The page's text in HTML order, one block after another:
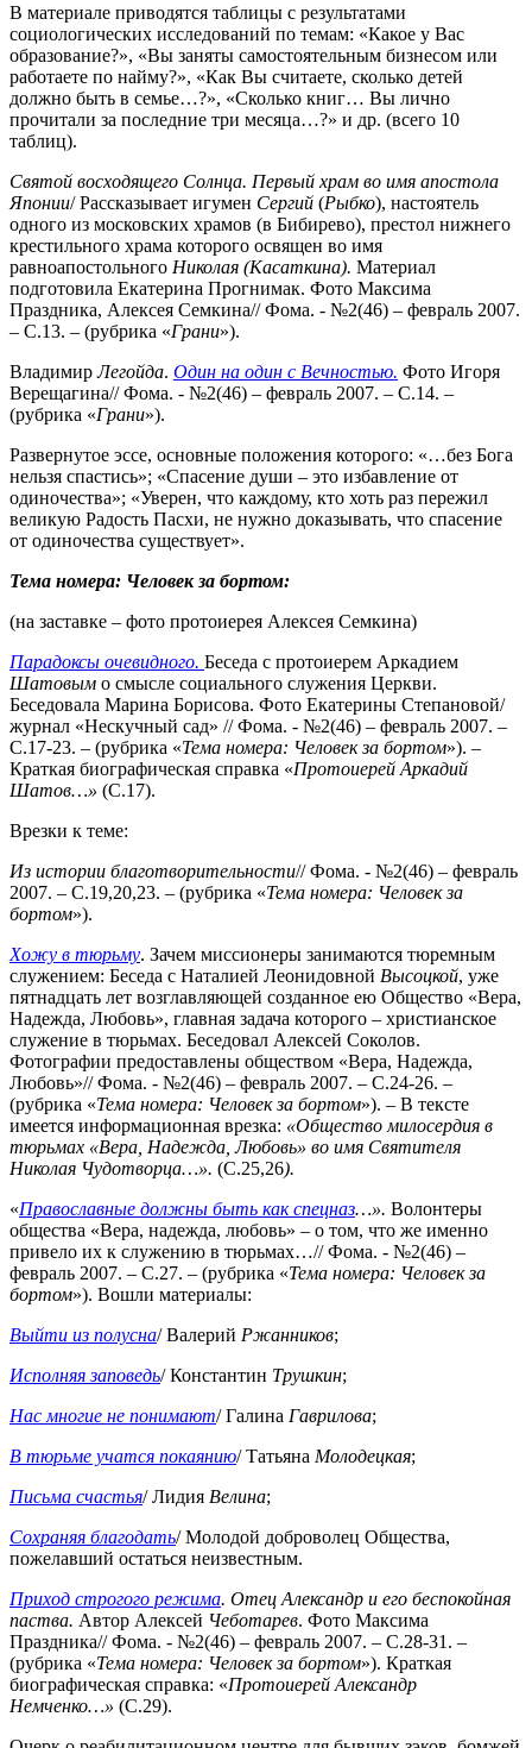
В материале приводятся таблицы с результатами
социологических исследований по темам: «Какое у Вас
образование?», «Вы заняты самостоятельным бизнесом или
работаете по найму?», «Как Вы считаете, сколько детей
должно быть в семье…?», «Сколько книг… Вы лично
прочитали за последние три месяца…?» и др. (всего 10
таблиц).
Святой восходящего Солнца. Первый храм во имя апостола
Японии/ Рассказывает игумен Сергий (Рыбко), настоятель
одного из московских храмов (в Бибирево), престол нижнего
крестильного храма которого освящен во имя
равноапостольного Николая (Касаткина). Материал
подготовила Екатерина Прогнимак. Фото Максима
Праздника, Алексея Семкина// Фома. - №2(46) – февраль 2007.
– С.13. – (рубрика «Грани»).
ВладимирЛегойда. Один на один с Вечностью. Фото Игоря
Верещагина// Фома. - №2(46) – февраль 2007. – С.14. –
(рубрика «Грани»).
Развернутое эссе, основные положения которого: «…без Бога
нельзя спастись»; «Спасение души – это избавление от
одиночества»; «Уверен, что каждому, кто хоть раз пережил
великую Радость Пасхи, не нужно доказывать, что спасение
от одиночества существует».
Тема номера: Человек за бортом:
(на заставке – фото протоиерея Алексея Семкина)
Парадоксы очевидного. Беседа с протоиерем Аркадием
Шатовым о смысле социального служения Церкви.
Беседовала Марина Борисова. Фото Екатерины Степановой/
журнал «Нескучный сад» // Фома. - №2(46) – февраль 2007. –
С.17-23. – (рубрика «Тема номера: Человек за бортом»). –
Краткая биографическая справка «Протоиерей Аркадий
Шатов…» (С.17).
Врезки к теме:
Из истории благотворительности// Фома. - №2(46) – февраль
2007. – С.19,20,23. – (рубрика «Тема номера: Человек за
бортом»).
Хожу в тюрьму. Зачем миссионеры занимаются тюремным
служением: Беседа с Наталией Леонидовной Высоцкой, уже
пятнадцать лет возглавляющей созданное ею Общество «Вера,
Надежда, Любовь», главная задача которого – христианское
служение в тюрьмах. Беседовал Алексей Соколов.
Фотографии предоставлены обществом «Вера, Надежда,
Любовь»// Фома. - №2(46) – февраль 2007. – С.24-26. –
(рубрика «Тема номера: Человек за бортом»). – В тексте
имеется информационная врезка: «Общество милосердия в
тюрьмах «Вера, Надежда, Любовь» во имя Святителя
Николая Чудотворца…». (С.25,26).
«Православные должны быть как спецназ…». Волонтеры
общества «Вера, надежда, любовь» – о том, что же именно
привело их к служению в тюрьмах…// Фома. - №2(46) –
февраль 2007. – С.27. – (рубрика «Тема номера: Человек за
бортом»). Вошли материалы:
Выйти из полусна/ Валерий Ржанников;
Исполняя заповедь/ Константин Трушкин;
Нас многие не понимают/ Галина Гаврилова;
В тюрьме учатся покаянию/ Татьяна Молодецкая;
Письма счастья/ Лидия Велина;
Сохраняя благодать/ Молодой доброволец Общества,
пожелавший остаться неизвестным.
Приход строгого режима. Отец Александр и его беспокойная
паства. Автор Алексей Чеботарев. Фото Максима
Праздника// Фома. - №2(46) – февраль 2007. – С.28-31. –
(рубрика «Тема номера: Человек за бортом»). Краткая
биографическая справка: «Протоиерей Александр
Немченко…» (С.29).